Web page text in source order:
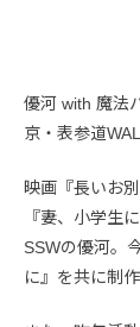
優河 with 魔法
京・表参道
映画『長いお
『妻、小学生
SSWの優河。
に』を共に制